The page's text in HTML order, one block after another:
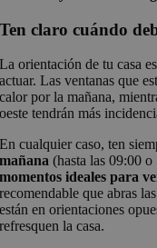
Ten claro cuándo
La orientación de tu casa
actuar. Las ventanas que
calor por la mañana,
oeste tendrán más
En cualquier caso, ten
mañana (hasta las 09:00
momentos ideales para
recomendable que abras
están en orientaciones
refresquen la casa.